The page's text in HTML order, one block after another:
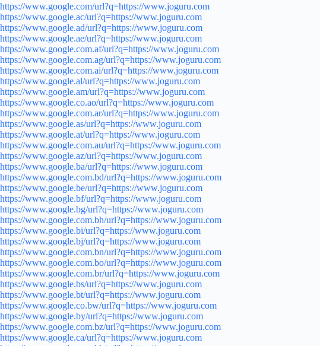
https://www.google.com/url?q=https://www.joguru.com
https://www.google.ac/url?q=https://www.joguru.com
https://www.google.ad/url?q=https://www.joguru.com
https://www.google.ae/url?q=https://www.joguru.com
https://www.google.com.af/url?q=https://www.joguru.com
https://www.google.com.ag/url?q=https://www.joguru.com
https://www.google.com.ai/url?q=https://www.joguru.com
https://www.google.al/url?q=https://www.joguru.com
https://www.google.am/url?q=https://www.joguru.com
https://www.google.co.ao/url?q=https://www.joguru.com
https://www.google.com.ar/url?q=https://www.joguru.com
https://www.google.as/url?q=https://www.joguru.com
https://www.google.at/url?q=https://www.joguru.com
https://www.google.com.au/url?q=https://www.joguru.com
https://www.google.az/url?q=https://www.joguru.com
https://www.google.ba/url?q=https://www.joguru.com
https://www.google.com.bd/url?q=https://www.joguru.com
https://www.google.be/url?q=https://www.joguru.com
https://www.google.bf/url?q=https://www.joguru.com
https://www.google.bg/url?q=https://www.joguru.com
https://www.google.com.bh/url?q=https://www.joguru.com
https://www.google.bi/url?q=https://www.joguru.com
https://www.google.bj/url?q=https://www.joguru.com
https://www.google.com.bn/url?q=https://www.joguru.com
https://www.google.com.bo/url?q=https://www.joguru.com
https://www.google.com.br/url?q=https://www.joguru.com
https://www.google.bs/url?q=https://www.joguru.com
https://www.google.bt/url?q=https://www.joguru.com
https://www.google.co.bw/url?q=https://www.joguru.com
https://www.google.by/url?q=https://www.joguru.com
https://www.google.com.bz/url?q=https://www.joguru.com
https://www.google.ca/url?q=https://www.joguru.com